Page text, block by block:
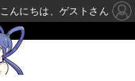
こんにちは、ゲストさん